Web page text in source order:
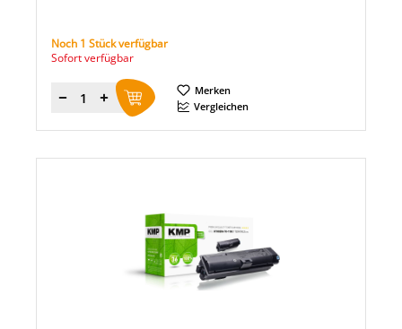
Noch 1 Stück verfügbar
Sofort verfügbar
Menge
Merken
Vergleichen